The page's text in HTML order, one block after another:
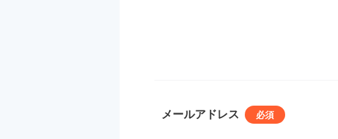
メールアドレス